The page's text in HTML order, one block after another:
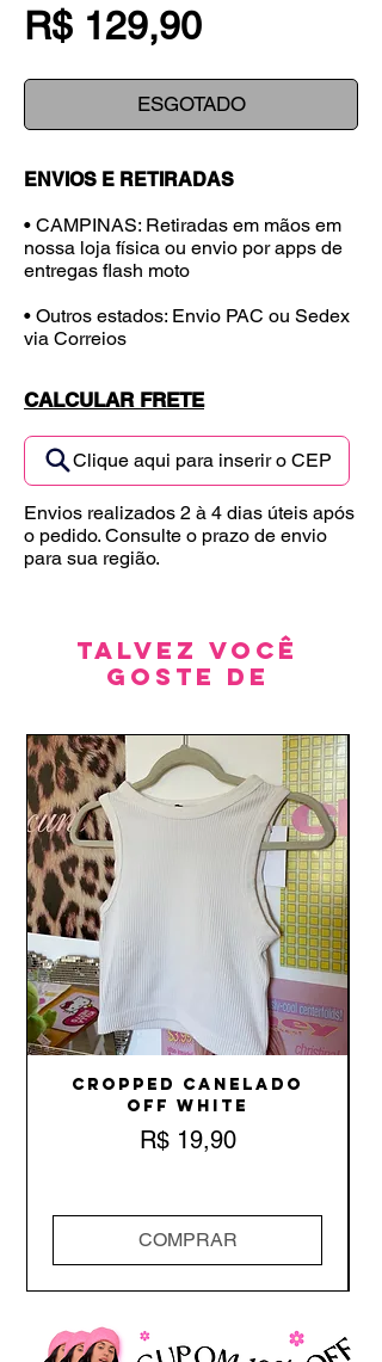
R$ 129,90Preço
ESGOTADO
ENVIOS E RETIRADAS
• CAMPINAS: Retiradas em mãos em
nossa loja física ou envio por apps de
entregas flash moto
• Outros estados: Envio PAC ou Sedex
via Correios
CALCULAR FRETE
Clique aqui para inserir o CEP
Envios realizados 2 à 4 dias úteis após
o pedido. Consulte o prazo de envio
para sua região.
Talvez você
goste de
Cropped Canelado
Off White
Preço
R$ 19,90
COMPRAR